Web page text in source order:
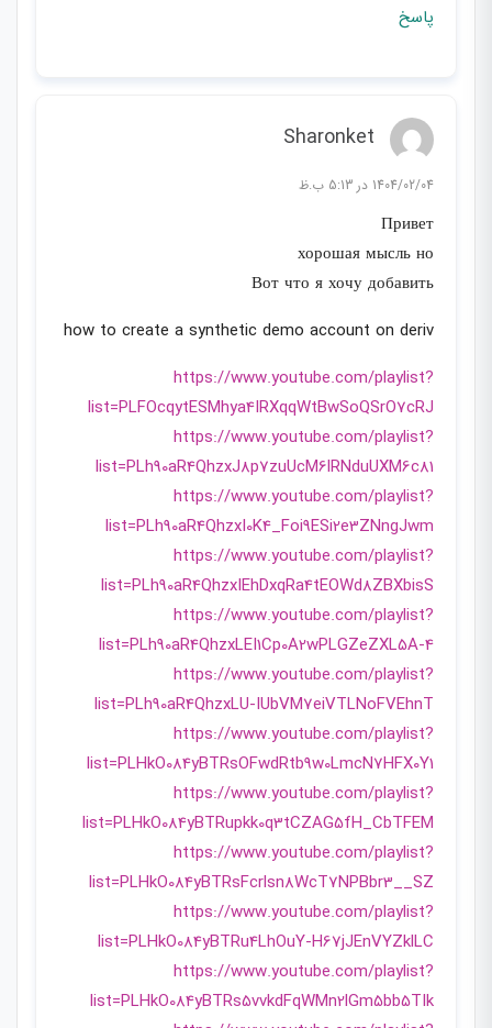
پاسخ
Sharonket
1404/02/04 در 5:13 ب.ظ
Привет
хорошая мысль но
Вот что я хочу добавить
how to create a synthetic demo account on deriv
https://www.youtube.com/playlist?
list=PLFOcqytESMhya4IRXqqWtBwSoQSrO7cRJ
https://www.youtube.com/playlist?
list=PLh90aR4QhzxJ8p7zuUcM6lRNduUXM6c81
https://www.youtube.com/playlist?
list=PLh90aR4QhzxI0K4_Foi9ESi2e3ZNngJwm
https://www.youtube.com/playlist?
list=PLh90aR4QhzxIEhDxqRa4tEOWd8ZBXbisS
https://www.youtube.com/playlist?
list=PLh90aR4QhzxLEI1Cp0A2wPLGZeZXL5A-4
https://www.youtube.com/playlist?
list=PLh90aR4QhzxLU-IUbVM7eiVTLNoFVEhnT
https://www.youtube.com/playlist?
list=PLHkO084yBTRsOFwdRtb9w0LmcN7HFX0Y1
https://www.youtube.com/playlist?
list=PLHkO084yBTRupkk0q3tCZAG5fH_CbTFEM
https://www.youtube.com/playlist?
list=PLHkO084yBTRsFcrlsn8WcT7NPBbr3__SZ
https://www.youtube.com/playlist?
list=PLHkO084yBTRu4LhOuY-H67jJEnVYZklLC
https://www.youtube.com/playlist?
list=PLHkO084yBTRs5vvkdFqWMn2lGm5bb5TIk